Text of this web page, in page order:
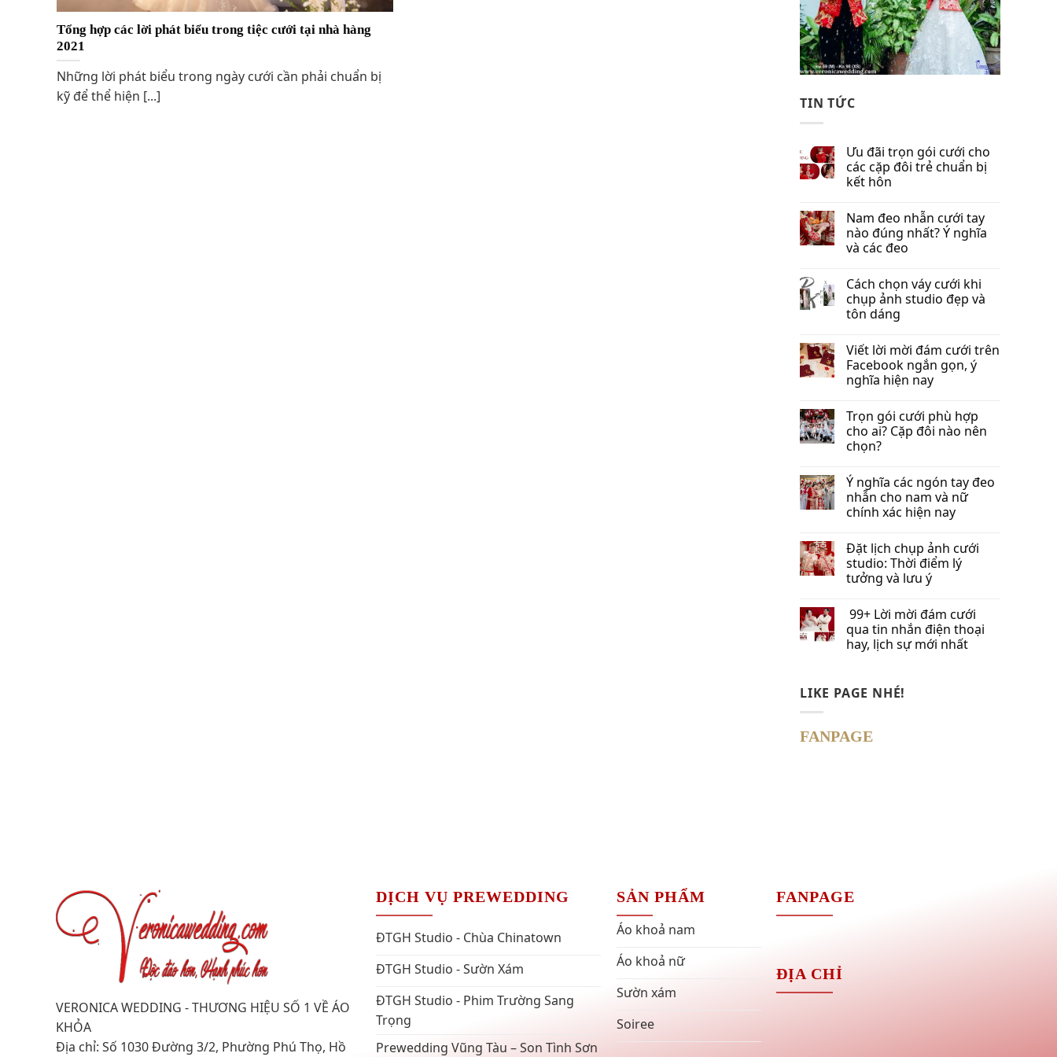
Tổng hợp các lời phát biểu trong tiệc cưới tại nhà hàng
2021
Những lời phát biểu trong ngày cưới cần phải chuẩn bị
kỹ để thể hiện [...]
TIN TỨC
Ưu đãi trọn gói cưới cho
các cặp đôi trẻ chuẩn bị
kết hôn
Nam đeo nhẫn cưới tay
nào đúng nhất​? Ý nghĩa
và các đeo
Cách chọn váy cưới khi
chụp ảnh studio đẹp và
tôn dáng
Viết lời mời đám cưới trên
Facebook​ ngắn gọn, ý
nghĩa hiện nay
Trọn gói cưới phù hợp
cho ai? Cặp đôi nào nên
chọn?
Ý nghĩa các ngón tay đeo
nhẫn cho nam và nữ
chính xác hiện nay
Đặt lịch chụp ảnh cưới
studio: Thời điểm lý
tưởng và lưu ý
99+ Lời mời đám cưới
qua tin nhắn​ điện thoại
hay, lịch sự mới nhất
LIKE PAGE NHÉ!
FANPAGE
VERONICA WEDDING - THƯƠNG HIỆU SỐ 1 VỀ ÁO
KHỎA
Địa chỉ: Số 1030 Đường 3/2, Phường Phú Thọ, Hồ
DỊCH VỤ PREWEDDING
ĐTGH Studio - Chùa Chinatown
ĐTGH Studio - Sườn Xám
ĐTGH Studio - Phim Trường Sang
Trọng
Prewedding Vũng Tàu – Son Tình Sơn
SẢN PHẨM
Áo khoả nam
Áo khoả nữ
Sườn xám
Soiree
FANPAGE
ĐỊA CHỈ